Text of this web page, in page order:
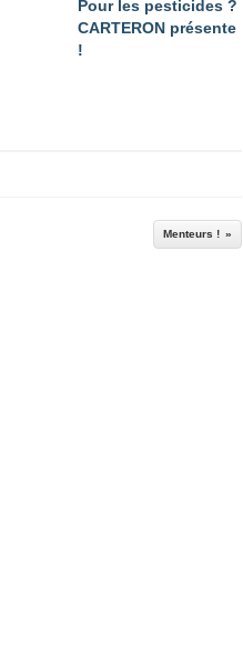
Pour les pesticides ?
CARTERON présente
!
Menteurs !